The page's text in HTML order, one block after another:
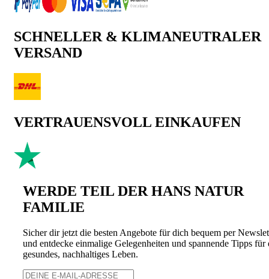
SCHNELLER & KLIMANEUTRALER
VERSAND
VERTRAUENSVOLL EINKAUFEN
WERDE TEIL DER HANS NATUR
FAMILIE
Sicher dir jetzt die besten Angebote für dich bequem per
und entdecke einmalige Gelegenheiten und spannende Tipps für
gesundes, nachhaltiges Leben.